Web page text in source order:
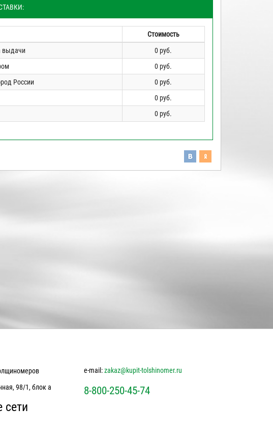
Стоимость
выдачи
0 руб.
0 руб.
России
0 руб.
0 руб.
0 руб.
98/1, блок а
сети
e-mail:zakaz@kupit-tolshinomer.ru
8-800-250-45-74